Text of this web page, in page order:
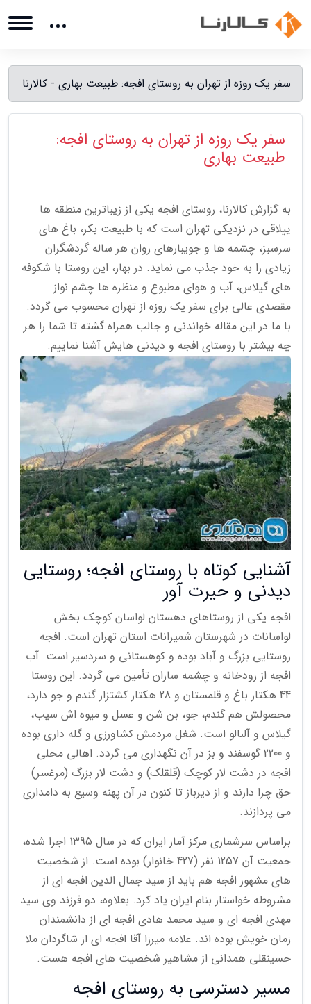
سفر یک روزه از تهران به روستای افجه: طبیعت بهاری - کالارنا
سفر یک روزه از تهران به روستای افجه:
طبیعت بهاری
به گزارش کالارنا، روستای افجه یکی از زیباترین منطقه ها
ییلاقی در نزدیکی تهران است که با طبیعت بکر، باغ های
سرسبز، چشمه ها و جویبارهای روان هر ساله گردشگران
زیادی را به خود جذب می نماید. در بهار، این روستا با شکوفه
های گیلاس، آب و هوای مطبوع و منظره ها چشم نواز
مقصدی عالی برای سفر یک روزه از تهران محسوب می گردد.
با ما در این مقاله خواندنی و جالب همراه گشته تا شما را هر
چه بیشتر با روستای افجه و دیدنی هایش آشنا نماییم.
آشنایی کوتاه با روستای افجه؛ روستایی
دیدنی و حیرت آور
افجه یکی از روستاهای دهستان لواسان کوچک بخش
لواسانات در شهرستان شمیرانات استان تهران است. افجه
روستایی بزرگ و آباد بوده و کوهستانی و سردسیر است. آب
افجه از رودخانه و چشمه ساران تأمین می گردد. این روستا
44 هکتار باغ و قلمستان و 28 هکتار کشتزار گندم و جو دارد،
محصولش هم گندم، جو، بن شن و عسل و میوه اش سیب،
گیلاس و آلبالو است. شغل مردمش کشاورزی و گله داری بوده
و 2200 گوسفند و بز در آن نگهداری می گردد. اهالی محلی
افجه در دشت لار کوچک (قلقلک) و دشت لار بزرگ (مرغسر)
حق چرا دارند و از دیرباز تا کنون در آن پهنه وسیع به دامداری
می پردازند.
براساس سرشماری مرکز آمار ایران که در سال 1395 اجرا شده،
جمعیت آن 1257 نفر (427 خانوار) بوده است. از شخصیت
های مشهور افجه هم باید از سید جمال الدین افجه ای از
مشروطه خواستار بنام ایران یاد کرد. بعلاوه، دو فرزند وی سید
مهدی افجه ای و سید محمد هادی افجه ای از دانشمندان
زمان خویش بوده اند. علامه میرزا آقا افجه ای از شاگردان ملا
حسینقلی همدانی از مشاهیر شخصیت های افجه هست.
مسیر دسترسی به روستای افجه